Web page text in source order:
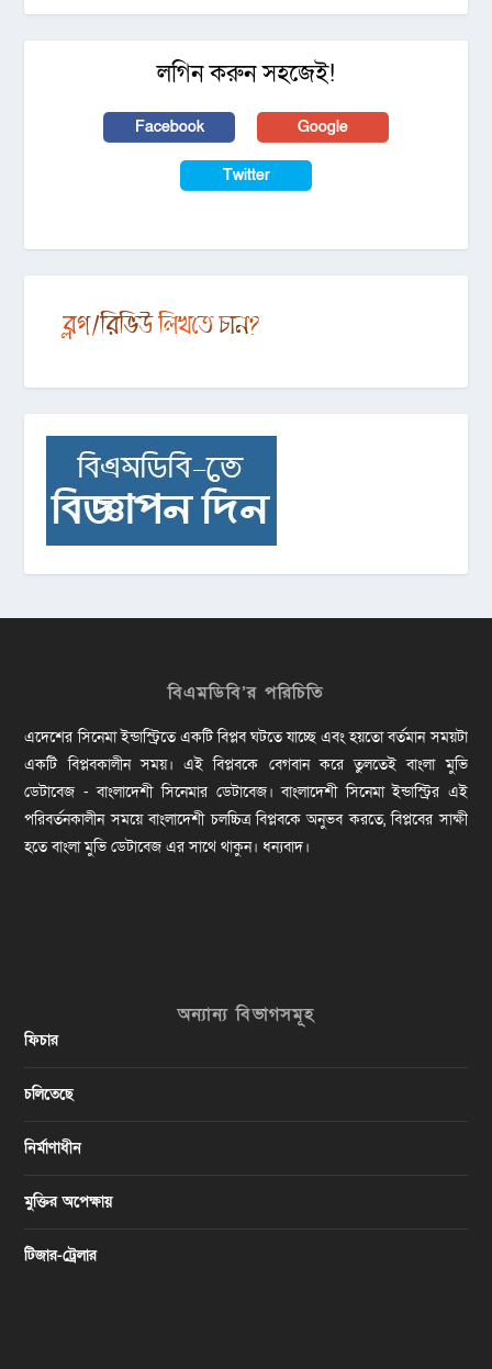
লগিন করুন সহজেই!
Facebook Google
Twitter
বিএমডিবি’র পরিচিতি
এদেশের সিনেমা ইন্ডাস্ট্রিতে একটি বিপ্লব ঘটতে যাচ্ছে এবং হয়তো বর্তমান সময়টা
একটি বিপ্লবকালীন সময়। এই বিপ্লবকে বেগবান করে তুলতেই বাংলা মুভি
ডেটাবেজ - বাংলাদেশী সিনেমার ডেটাবেজ। বাংলাদেশী সিনেমা ইন্ডাস্ট্রির এই
পরিবর্তনকালীন সময়ে বাংলাদেশী চলচ্চিত্র বিপ্লবকে অনুভব করতে, বিপ্লবের সাক্ষী
হতে বাংলা মুভি ডেটাবেজ এর সাথে থাকুন। ধন্যবাদ।
অন্যান্য বিভাগসমূহ
ফিচার
চলিতেছে
নির্মাণাধীন
মুক্তির অপেক্ষায়
টিজার-ট্রেলার